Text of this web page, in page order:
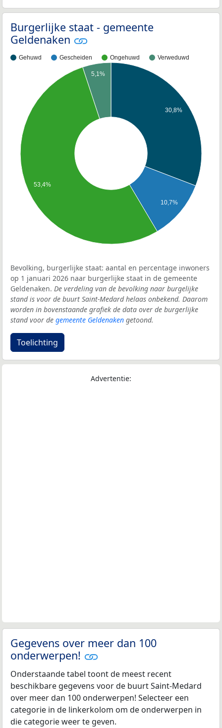
Burgerlijke staat - gemeente
Geldenaken
Gehuwd Gescheiden Ongehuwd Verweduwd
30,8%
10,7%
5,1%
53,4%
Bevolking, burgerlijke staat: aantal en percentage inwoners
op 1 januari 2026 naar burgerlijke staat in de gemeente
Geldenaken. De verdeling van de bevolking naar burgelijke
stand is voor de buurt Saint-Medard helaas onbekend. Daarom
worden in bovenstaande grafiek de data over de burgerlijke
stand voor de gemeente Geldenaken getoond.
Toelichting
Advertentie:
Gegevens over meer dan 100
onderwerpen!
Onderstaande tabel toont de meest recent
beschikbare gegevens voor de buurt Saint-Medard
over meer dan 100 onderwerpen! Selecteer een
categorie in de linkerkolom om de onderwerpen in
die categorie weer te geven.